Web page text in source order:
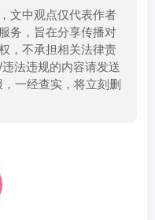
文中观点仅代表作者
务，旨在分享传播对
，不承担相关法律责
法违规的内容请发送
一经查实，将立刻删